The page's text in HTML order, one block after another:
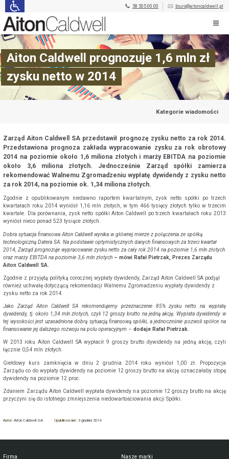
58 505 00 00 biuro@aitoncaldwell.pl
Aiton Caldwell prognozuje 1,6 mln zł
zysku netto w 2014
Kategorie wiadomości
Zarząd Aiton Caldwell SA przedstawił prognozę zysku netto za rok 2014.
Przedstawiona prognoza zakłada wypracowanie zysku za rok obrotowy
2014 na poziomie około 1,6 miliona złotych i marży EBITDA na poziomie
około 3,6 miliona złotych. Jednocześnie Zarząd spółki zamierza
rekomendować Walnemu Zgromadzeniu wypłatę dywidendy z zysku netto
za rok 2014, na poziomie ok. 1,34 miliona złotych.
Zgodnie z opublikowanym niedawno raportem kwartalnym, zysk netto spółki po trzech
kwartałach roku 2014 wyniósł 1,16 mln złotych, w tym 466 tysięcy złotych tylko w trzecim
kwartale. Dla porównania, zysk netto spółki Aiton Caldwell po trzech kwartałach roku 2013
wyniósł nieco ponad 523 tysiące złotych.
Dobra sytuacja finansowa Aiton Caldwell wynika w głównej mierze z połączenia ze spółką
technologiczną Datera SA. Na podstawie optymistycznych danych finansowych za trzeci kwartał
2014, Zarząd prognozuje wypracowanie zysku netto za cały rok 2014 na poziomie 1,6 mln złotych
oraz marży EBITDA na poziomie 3,6 mln złotych – mówi Rafał Pietrzak, Prezes Zarządu
Aiton Caldwell SA.
Zgodnie z przyjętą polityką corocznej wypłaty dywidendy, Zarząd Aiton Caldwell SA podjął
również uchwałę dotyczącą rekomendacji Walnemu Zgromadzeniu wypłaty dywidendy z
zysku netto za rok 2014.
Jako Zarząd Aiton Caldwell SA rekomendujemy przeznaczenie 85% zysku netto na wypłatę
dywidendy, tj. około 1,34 mln złotych, czyli 12 groszy brutto na jedną akcję. Wypłata dywidendy w
tej wysokości jest uzasadniona dobrą sytuacją finansową spółki, a jednocześnie pozwoli spółce na
finansowanie jej dalszego rozwoju na polu operacyjnym –dodaje Rafał Pietrzak.
W 2013 roku Aiton Caldwell SA wypłacił 9 groszy brutto dywidendy na jedną akcję, czyli
łącznie 0,54 mln złotych.
Giełdowy kurs zamknięcia w dniu 2 grudnia 2014 roku wyniósł 1,00 zł. Propozycja
Zarządu co do wypłaty dywidendy na poziomie 12 groszy brutto na akcję oznaczałaby stopę
dywidendy na poziomie 12 proc.
Zdaniem Zarządu Aiton Caldwell wypłata dywidendy na poziomie 12 groszy brutto na akcję
przyczyni się do istotnego zmniejszenia niedowartościowania akcji Spółki.
Autor:Aiton Caldwell SA Opublikowane: 3 grudnia 2014
Firma Nasze marki